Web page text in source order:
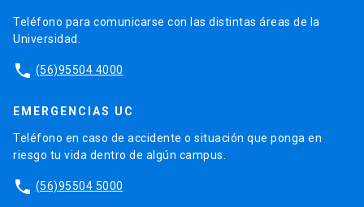
Teléfono para comunicarse con las distintas áreas de la
Universidad.
phone (56)95504 4000
EMERGENCIAS UC
Teléfono en caso de accidente o situación que ponga en
riesgo tu vida dentro de algún campus.
phone (56)95504 5000